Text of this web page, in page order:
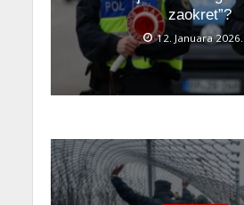
zaokret”?
12. Januara 2026.